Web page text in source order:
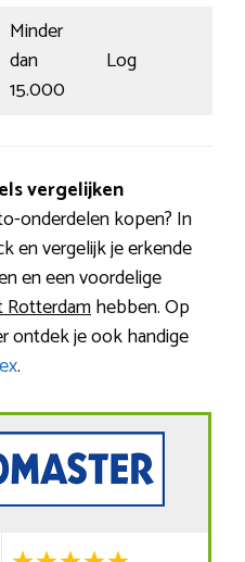
Minder
dan
15.000
Log
vergelijken
onderdelen kopen? In
en vergelijk je erkende
en een voordelige
Rotterdamhebben. Op
ontdek je ook handige
.